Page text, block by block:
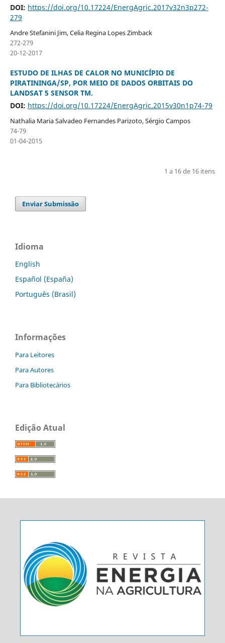
DOI: https://doi.org/10.17224/EnergAgric.2017v32n3p272-
279
Andre Stefanini Jim, Celia Regina Lopes Zimback
272-279
20-12-2017
ESTUDO DE ILHAS DE CALOR NO MUNICÍPIO DE
PIRATININGA/SP, POR MEIO DE DADOS ORBITAIS DO
LANDSAT 5 SENSOR TM.
DOI: https://doi.org/10.17224/EnergAgric.2015v30n1p74-79
Nathalia Maria Salvadeo Fernandes Parizoto, Sérgio Campos
74-79
01-04-2015
1 a 16 de 16 itens
Enviar Submissão
Idioma
English
Español (España)
Português (Brasil)
Informações
Para Leitores
Para Autores
Para Bibliotecários
Edição Atual